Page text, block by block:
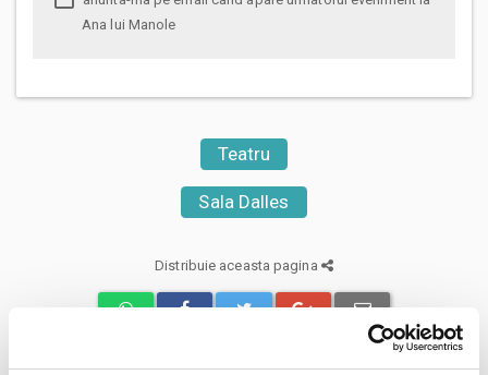
Ana lui Manole
Teatru
Sala Dalles
Distribuie aceasta pagina